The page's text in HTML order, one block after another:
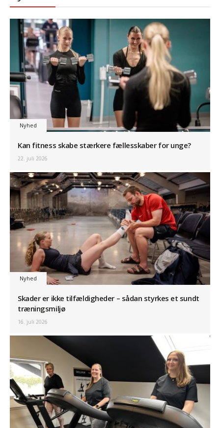
Nyhed
Kan fitness skabe stærkere fællesskaber for unge?
22. juli 2026
Nyhed
Skader er ikke tilfældigheder – sådan styrkes et sundt
træningsmiljø
16. juli 2026